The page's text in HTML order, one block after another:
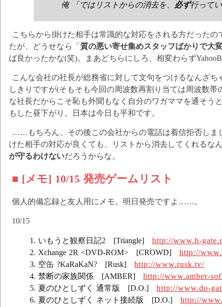
俺 「ではリストからの消去を、 必ず行って
こちらから掛けた相手は常識的な対応をされる方だった
たが、どうせなら「 質の悪い寄せ集めスタッフばかりで大
ば良かったかな(笑)。まあどちらにしろ、相変わらず
こんな会社の社長が総務省に対して文句をつけるなんざ
しきりですが(そもそも今回の周波数再割り当ては周波数
な社長だからこそ恥も外聞もなく自分のワガママを通そう
もした昼下がり。日本は今日も平和です。
……もちろん、その後この会社からの電話は着信拒否しま
けた相手の対応が良くても、リストから消去してくれるな
が守るわけないだろうからな。
■ [メモ] 10/15 発売ゲームリスト
個人的備忘録と友人用にメモ。明日発売ですよ……。
10/15
いもうと観察日記2 [Triangle] http://www.h-
Xchange 2R <DVD-ROM> [CROWD] http://
空缶 ?KaRaKaN? [Rusk] http://www.rusk.tv/
禁断の家族関係 [AMBER] http://www.amber-
夏のひとしずく 通常版 [D.O.] http://www.do-
夏のひとしずく ネット接続版 [D.O.] http://